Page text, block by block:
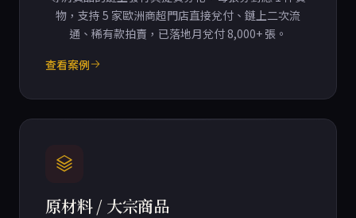
物，支持 5 家歐洲商超門店直接兌付、鏈上二次流
通、稀有款拍賣，已落地月兌付 8,000+ 張。
查看案例
原材料 / 大宗商品